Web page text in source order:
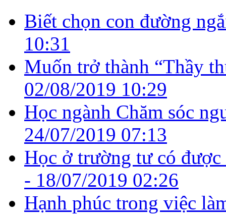
Biết chọn con đường
10:31
Muốn trở thành “Thầy
02/08/2019 10:29
Học ngành Chăm sóc
24/07/2019 07:13
Học ở trường tư có
- 18/07/2019 02:26
Hạnh phúc trong việc